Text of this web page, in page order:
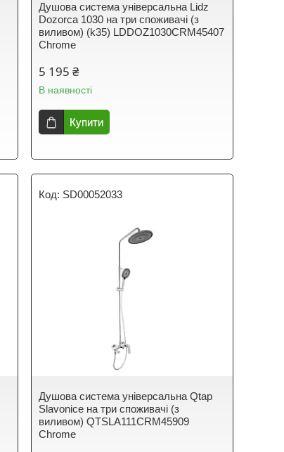
Душова система універсальна Lidz
Dozorca 1030 на три споживачі (з
виливом) (k35) LDDOZ1030CRM45407
Chrome
5 195 ₴
В наявності
Купити
SD00052033
Душова система універсальна Qtap
Slavonice на три споживачі (з
виливом) QTSLA111CRM45909
Chrome